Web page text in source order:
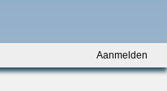
Aanmelden